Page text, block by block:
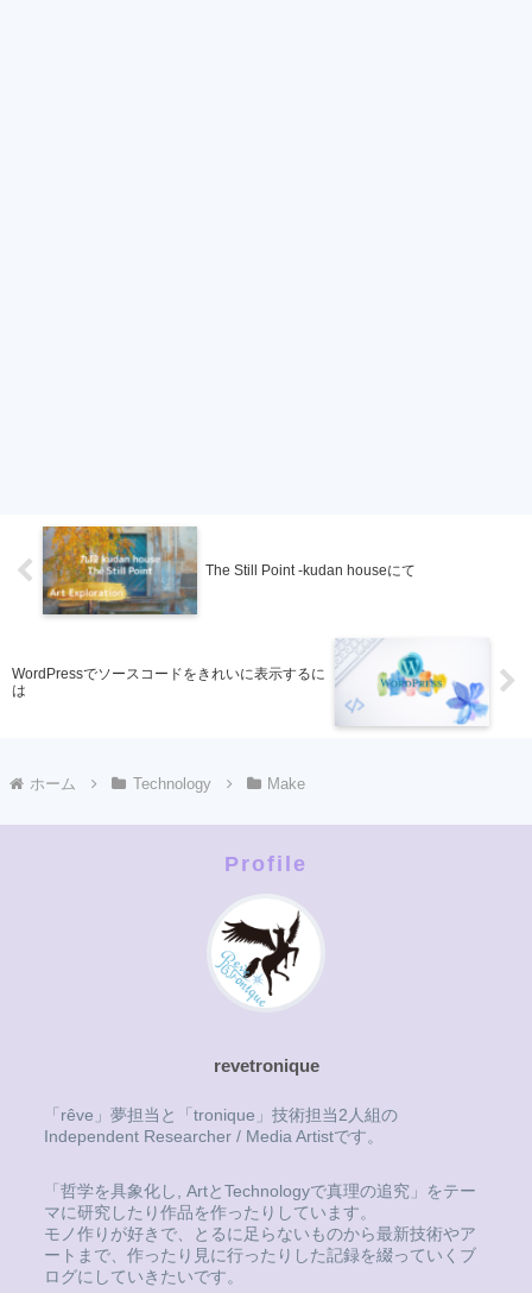
The Still Point -kudan houseにて
WordPressでソースコードをきれいに表示するに
は
ホーム Technology Make
Profile
revetronique
「rêve」夢担当と「tronique」技術担当2人組の
Independent Researcher / Media Artistです。
「哲学を具象化し, ArtとTechnologyで真理の追究」をテー
マに研究したり作品を作ったりしています。
モノ作りが好きで、とるに足らないものから最新技術やア
ートまで、作ったり見に行ったりした記録を綴っていくブ
ログにしていきたいです。